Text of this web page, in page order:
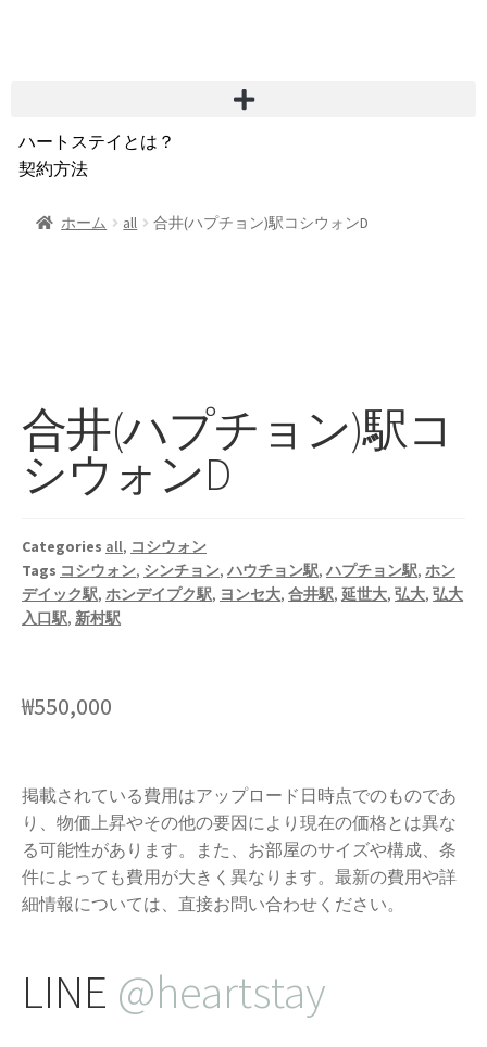
ハートステイとは？
契約方法
サービス費用
ホーム all 合井(ハプチョン)駅コシウォンD
合井(ハプチョン)駅コ
シウォンD
Categories all, コシウォン
Tags コシウォン, シンチョン, ハウチョン駅, ハプチョン駅, ホン
デイック駅, ホンデイプク駅, ヨンセ大, 合井駅, 延世大, 弘大, 弘大
入口駅, 新村駅
₩550,000
掲載されている費用はアップロード日時点でのものであ
り、物価上昇やその他の要因により現在の価格とは異な
る可能性があります。また、お部屋のサイズや構成、条
件によっても費用が大きく異なります。最新の費用や詳
細情報については、直接お問い合わせください。
LINE @heartstay